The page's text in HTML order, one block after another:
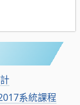
系統課程